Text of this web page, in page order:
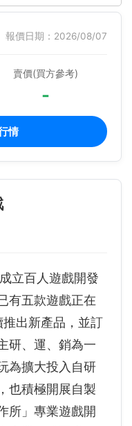
報價日期：2026/08/07
賣價(買方參考)
-
情
立百人遊戲開發
有五款遊戲正在
出新產品，並訂
研、運、銷為一
為擴大投入自研
也積極開展自製
所」專業遊戲開